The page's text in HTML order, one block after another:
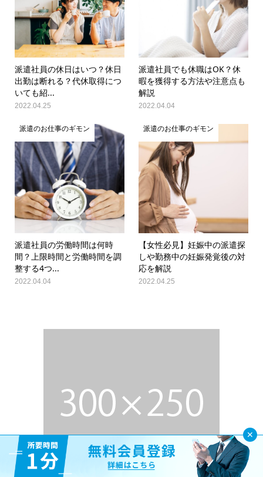
派遣社員の休日はいつ？休日
出勤は断れる？代休取得につ
いても紹...
2022.04.25
派遣社員でも休職はOK？休
暇を獲得する方法や注意点も
解説
2022.04.04
派遣のお仕事のギモン
派遣社員の労働時間は何時
間？上限時間と労働時間を調
整する4つ...
2022.04.04
派遣のお仕事のギモン
【女性必見】妊娠中の派遣探
しや勤務中の妊娠発覚後の対
応を解説
2022.04.25